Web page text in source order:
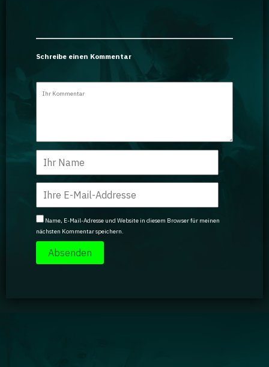
Schreibe einen Kommentar
Name, E-Mail-Adresse und Website in diesem Browser für meinen
nächsten Kommentar speichern.